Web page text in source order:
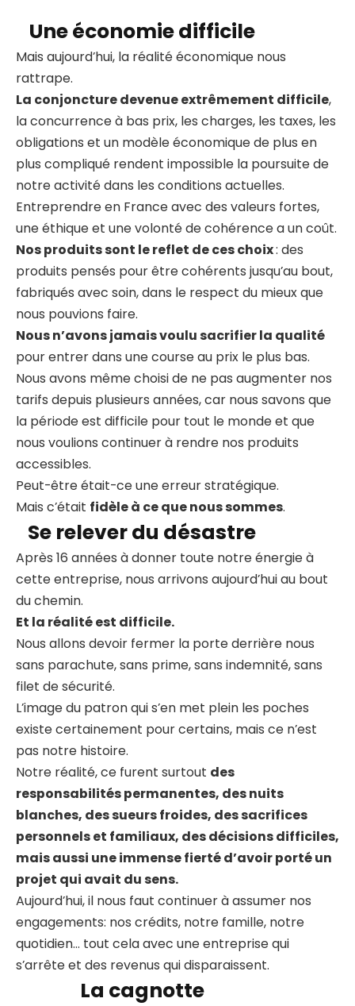
Une économie difficile
Mais aujourd’hui, la réalité économique nous
rattrape.
La conjoncture devenue extrêmement difficile,
la concurrence à bas prix, les charges, les taxes, les
obligations et un modèle économique de plus en
plus compliqué rendent impossible la poursuite de
notre activité dans les conditions actuelles.
Entreprendre en France avec des valeurs fortes,
une éthique et une volonté de cohérence a un coût.
Nos produits sont le reflet de ces choix: des
produits pensés pour être cohérents jusqu’au bout,
fabriqués avec soin, dans le respect du mieux que
nous pouvions faire.
Nous n’avons jamais voulu sacrifier la qualité
pour entrer dans une course au prix le plus bas.
Nous avons même choisi de ne pas augmenter nos
tarifs depuis plusieurs années, car nous savons que
la période est difficile pour tout le monde et que
nous voulions continuer à rendre nos produits
accessibles.
Peut-être était-ce une erreur stratégique.
Mais c’était fidèle à ce que nous sommes.
Se relever du désastre
Après 16 années à donner toute notre énergie à
cette entreprise, nous arrivons aujourd’hui au bout
du chemin.
Et la réalité est difficile.
Nous allons devoir fermer la porte derrière nous
sans parachute, sans prime, sans indemnité, sans
filet de sécurité.
L’image du patron qui s’en met plein les poches
existe certainement pour certains, mais ce n’est
pas notre histoire.
Notre réalité, ce furent surtout des
responsabilités permanentes, des nuits
blanches, des sueurs froides, des sacrifices
personnels et familiaux, des décisions difficiles,
mais aussi une immense fierté d’avoir porté un
projet qui avait du sens.
Aujourd’hui, il nous faut continuer à assumer nos
engagements: nos crédits, notre famille, notre
quotidien… tout cela avec une entreprise qui
s’arrête et des revenus qui disparaissent.
La cagnotte